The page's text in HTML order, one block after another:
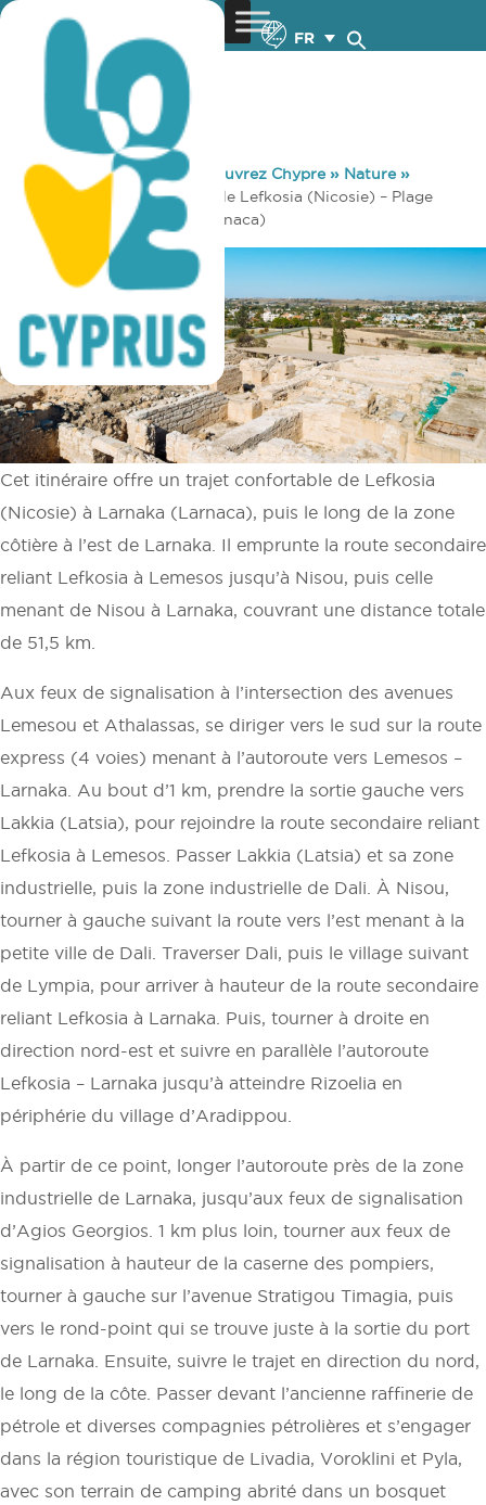
FR
You are here: Home »Découvrez Chypre» Nature»
Cyclisme»
Parcours cyclable Lefkosia (Nicosie) – Plage
touristique de Larnaka (Larnaca)
Cet itinéraire offre un trajet confortable de Lefkosia
(Nicosie) à Larnaka (Larnaca), puis le long de la zone
côtière à l’est de Larnaka. Il emprunte la route secondaire
reliant Lefkosia à Lemesos jusqu’à Nisou, puis celle
menant de Nisou à Larnaka, couvrant une distance totale
de 51,5 km.
Aux feux de signalisation à l’intersection des avenues
Lemesou et Athalassas, se diriger vers le sud sur la route
express (4 voies) menant à l’autoroute vers Lemesos –
Larnaka. Au bout d’1 km, prendre la sortie gauche vers
Lakkia (Latsia), pour rejoindre la route secondaire reliant
Lefkosia à Lemesos. Passer Lakkia (Latsia) et sa zone
industrielle, puis la zone industrielle de Dali. À Nisou,
tourner à gauche suivant la route vers l’est menant à la
petite ville de Dali. Traverser Dali, puis le village suivant
de Lympia, pour arriver à hauteur de la route secondaire
reliant Lefkosia à Larnaka. Puis, tourner à droite en
direction nord-est et suivre en parallèle l’autoroute
Lefkosia – Larnaka jusqu’à atteindre Rizoelia en
périphérie du village d’Aradippou.
À partir de ce point, longer l’autoroute près de la zone
industrielle de Larnaka, jusqu’aux feux de signalisation
d’Agios Georgios. 1 km plus loin, tourner aux feux de
signalisation à hauteur de la caserne des pompiers,
tourner à gauche sur l’avenue Stratigou Timagia, puis
vers le rond-point qui se trouve juste à la sortie du port
de Larnaka. Ensuite, suivre le trajet en direction du nord,
le long de la côte. Passer devant l’ancienne raffinerie de
pétrole et diverses compagnies pétrolières et s’engager
dans la région touristique de Livadia, Voroklini et Pyla,
avec son terrain de camping abrité dans un bosquet